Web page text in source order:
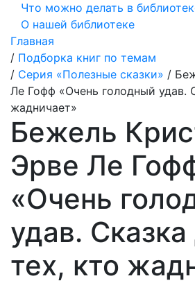
Что можно делать в
О нашей библиотеке
Главная
/ Подборка книг по темам
/ Серия «Полезные сказки» /
Ле Гофф «Очень голодный удав.
жадничает»
Бежель
Эрве Ле
«Очень
удав. Сказка
тех, кто